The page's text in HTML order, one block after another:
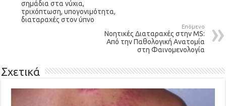
σημάδια στα νύχια,
τριχόπτωση, υπογονιμότητα,
διαταραχές στον ύπνο
Επόμενο
Νοητικές Διαταραχές στην MS:
Από την Παθολογική Ανατομία
στη Φαινομενολογία
Σχετικά